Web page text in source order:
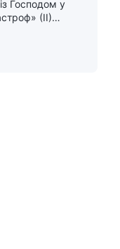
| Чи є
мірилом
сутності?
Господом у
(II)